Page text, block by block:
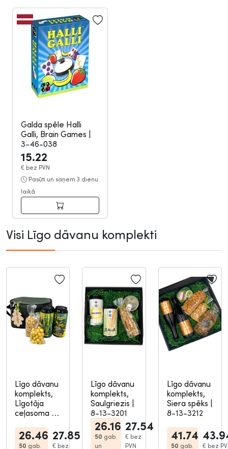
Galda spēle Halli
Galli, Brain Games
3-46-038
15.22
€ bez PVN
Pasūti un saņem 3 dienu
laikā
Visi Līgo dāvanu komplekti
Līgo dāvanu
komplekts,
Līgotāja
ceļasoma |
26.46
50 gab.
27.85
€ bez
Līgo dāvanu
komplekts,
Saulgriezis
8-13-3201
26.16
50 gab.
un
27.54
€ bez
PVN
Līgo dāvanu
komplekts,
Siera spēks
8-13-3212
41.74
50 gab. € bez